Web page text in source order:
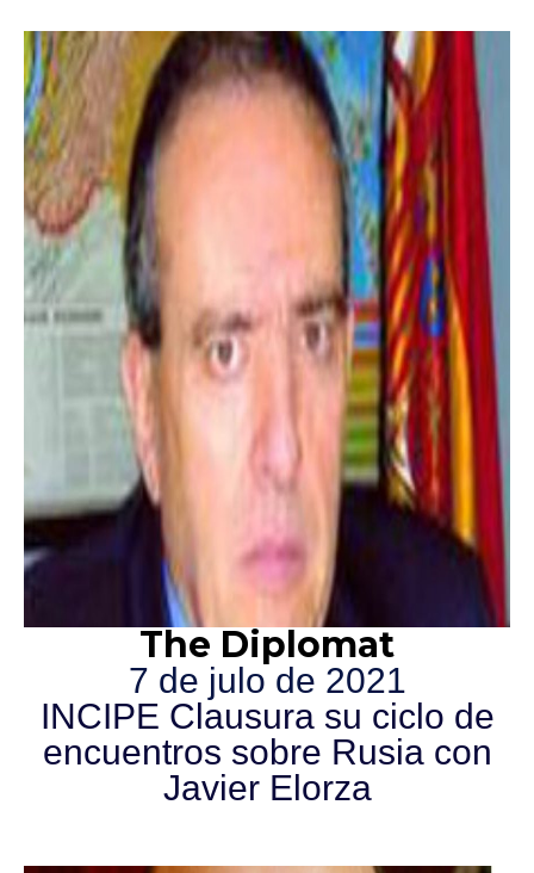
The Diplomat
7 de julo de 2021
INCIPE Clausura su ciclo de
encuentros sobre Rusia con
Javier Elorza